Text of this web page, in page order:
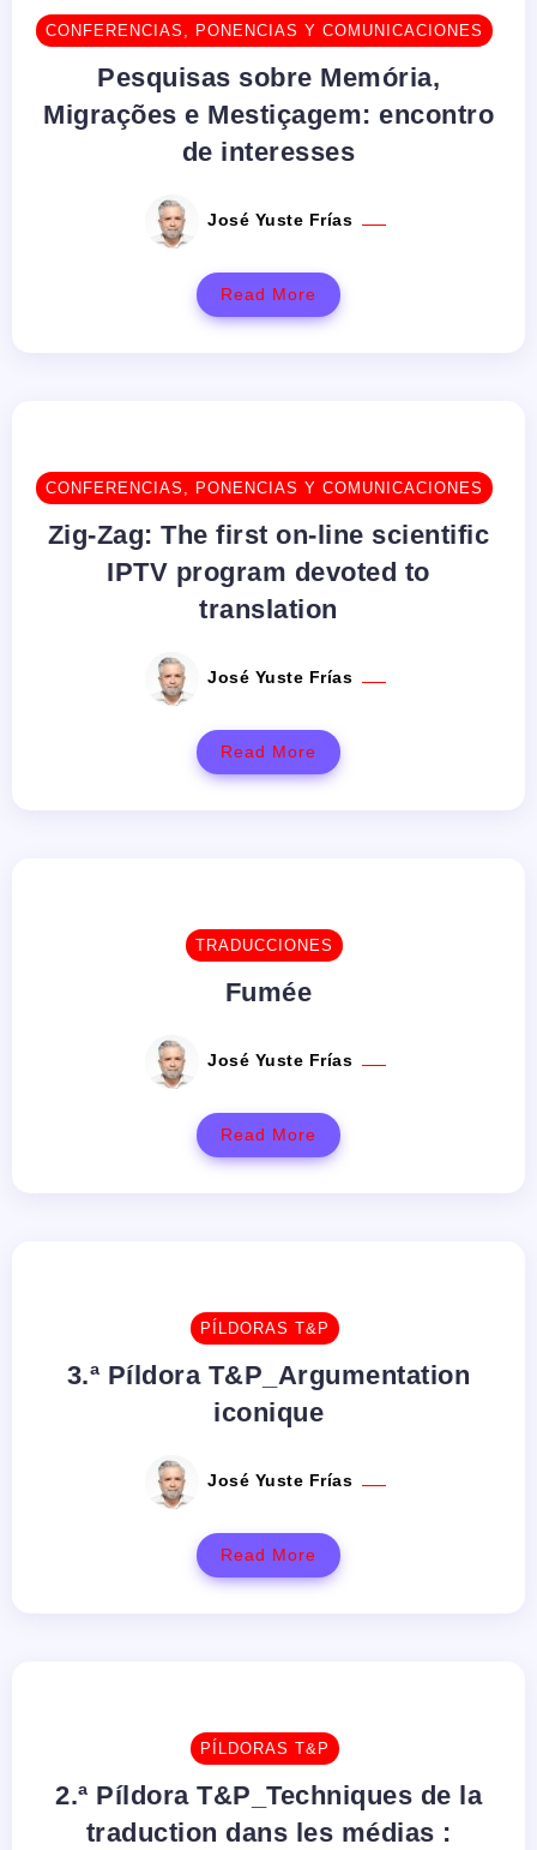
CONFERENCIAS, PONENCIAS Y COMUNICACIONES
Pesquisas sobre Memória,
Migrações e Mestiçagem: encontro
de interesses
José Yuste Frías
Read More
CONFERENCIAS, PONENCIAS Y COMUNICACIONES
Zig-Zag: The first on-line scientific
IPTV program devoted to
translation
José Yuste Frías
Read More
TRADUCCIONES
Fumée
José Yuste Frías
Read More
PÍLDORAS T&P
3.ª Píldora T&P_Argumentation
iconique
José Yuste Frías
Read More
PÍLDORAS T&P
2.ª Píldora T&P_Techniques de la
traduction dans les médias :